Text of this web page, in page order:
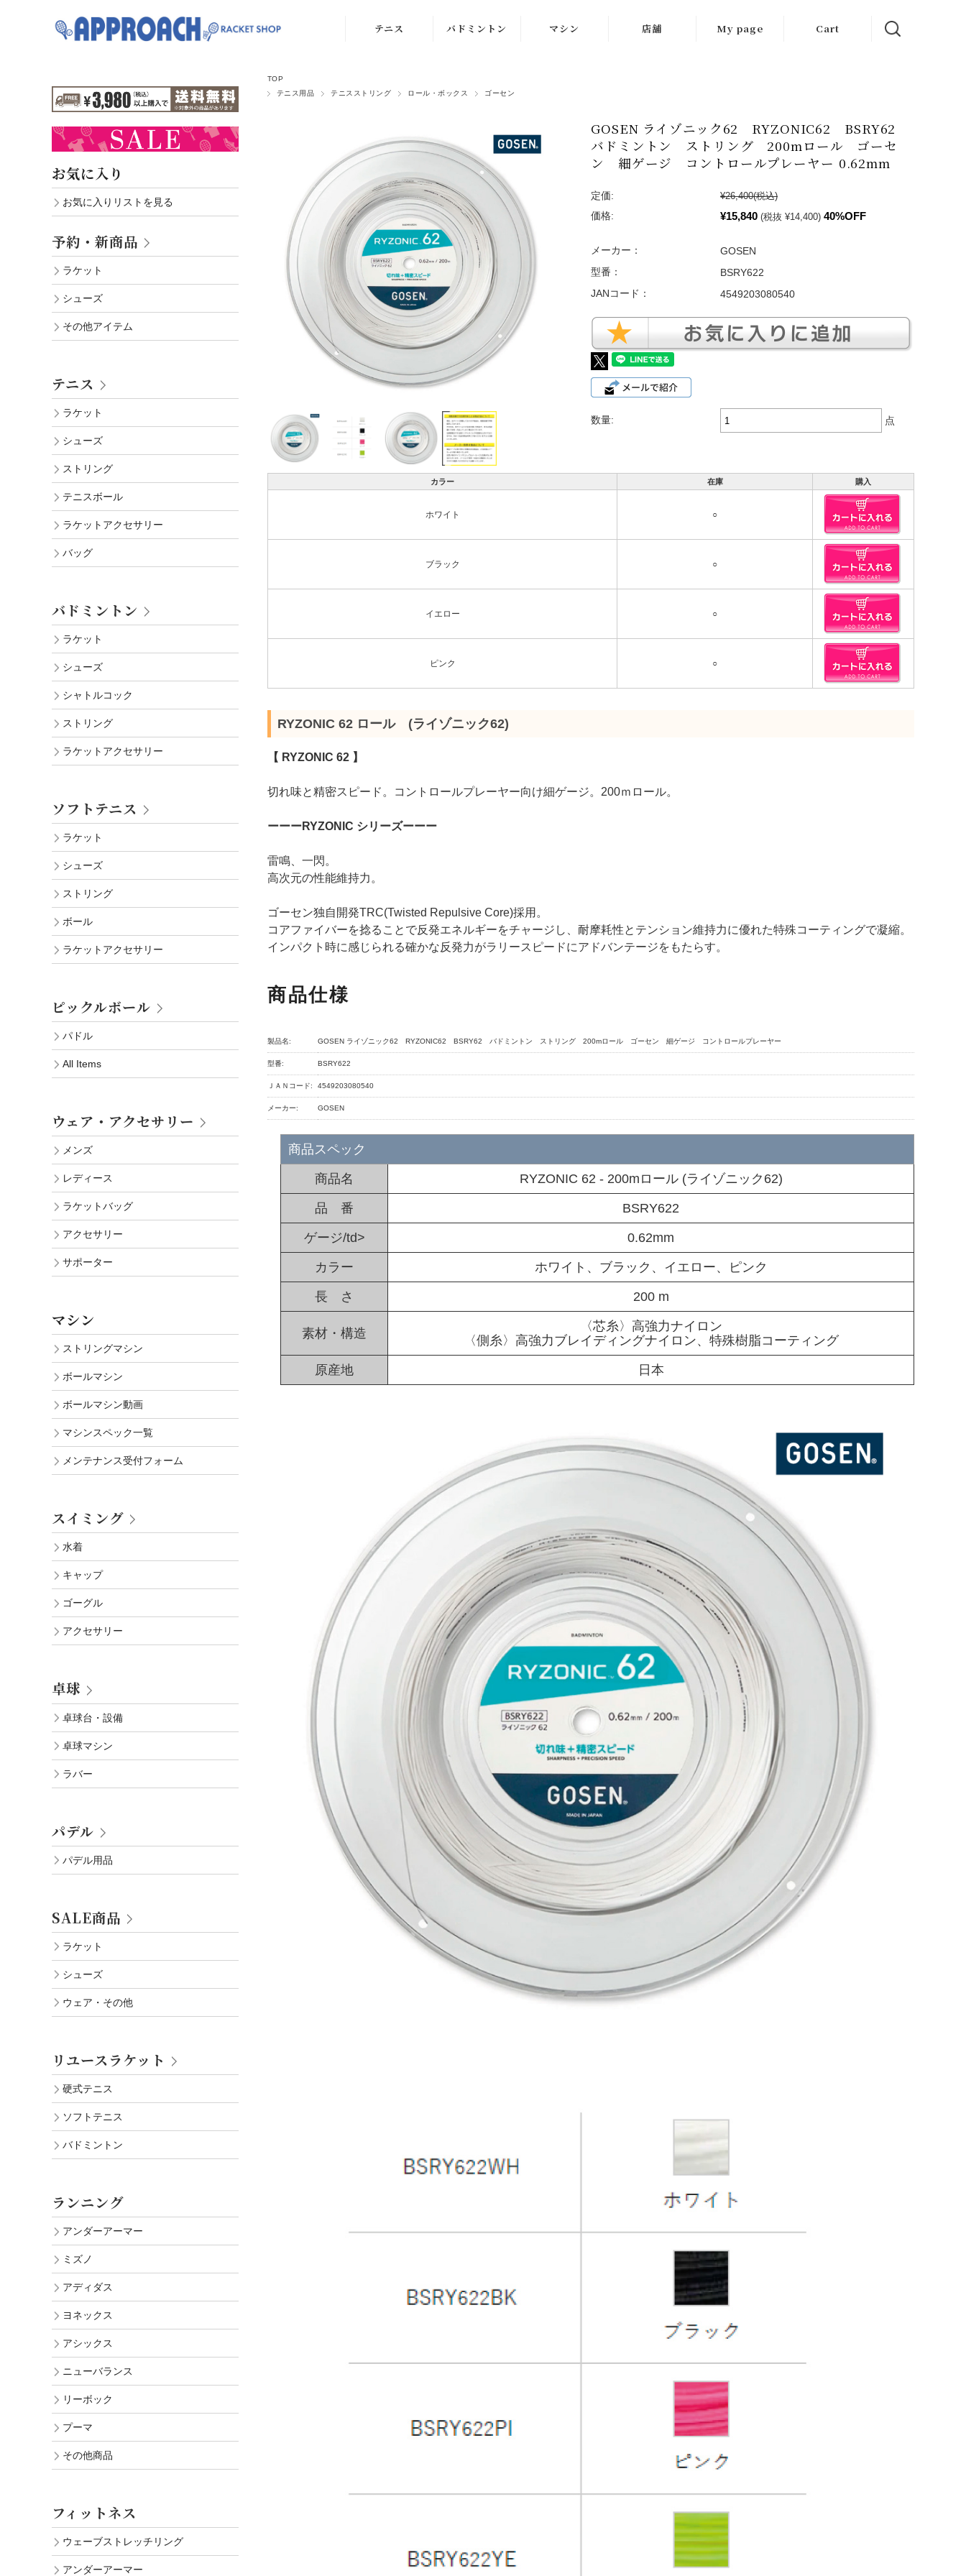
テニス
シューズ
テニスボール
ウェア
アクセサリ
バッグ
バドミントン
シューズ
シャトルコック
ウェア
アクセサリ
マシン
マシン紹介動画
修理メンテナンス
店舗
岐阜店
My page Cart
TOP
テニス用品
テニスストリング ロール・ボックス ゴーセン
GOSEN ライゾニック62 RYZONIC62 BSRY62
バドミントン ストリング 200mロール ゴーセ
ン 細ゲージ コントロールプレーヤー 0.62mm
定価: ¥26,400(税込)
価格:
¥15,840 (税抜 ¥14,400) 40%OFF
メーカー：
GOSEN
型番：
BSRY622
JANコード：
4549203080540
数量: 点
カラー 在庫 購入
ホワイト ○
ブラック ○
イエロー ○
ピンク ○
RYZONIC 62 ロール (ライゾニック62)
【 RYZONIC 62 】
切れ味と精密スピード。コントロールプレーヤー向け細ゲージ。200ｍロール。
ーーーRYZONIC シリーズーーー
雷鳴、一閃。
高次元の性能維持力。
ゴーセン独自開発TRC(Twisted Repulsive Core)採用。
コアファイバーを捻ることで反発エネルギーをチャージし、耐摩耗性とテンション維持力に優れた特殊コーティングで凝縮。
インパクト時に感じられる確かな反発力がラリースピードにアドバンテージをもたらす。
商品仕様
製品名: GOSEN ライゾニック62 RYZONIC62 BSRY62 バドミントン ストリング 200mロール ゴーセン 細ゲージ コントロールプレーヤー
型番: BSRY622
ＪＡＮコード: 4549203080540
メーカー: GOSEN
商品スペック
商品名 RYZONIC 62 - 200mロール (ライゾニック62)
品 番 BSRY622
ゲージ/td> 0.62mm
カラー ホワイト、ブラック、イエロー、ピンク
長 さ 200 m
素材・構造
〈芯糸〉高強力ナイロン
〈側糸〉高強力ブレイディングナイロン、特殊樹脂コーティング
原産地 日本
お気に入り
お気に入りリストを見る
予約・新商品
ラケット
シューズ
その他アイテム
テニス
ラケット
シューズ
ストリング
テニスボール
ラケットアクセサリー
バッグ
バドミントン
ラケット
シューズ
シャトルコック
ストリング
ラケットアクセサリー
ソフトテニス
ラケット
シューズ
ストリング
ボール
ラケットアクセサリー
ピックルボール
パドル
All Items
ウェア・アクセサリー
メンズ
レディース
ラケットバッグ
アクセサリー
サポーター
マシン
ストリングマシン
ボールマシン
ボールマシン動画
マシンスペック一覧
メンテナンス受付フォーム
スイミング
水着
キャップ
ゴーグル
アクセサリー
卓球
卓球台・設備
卓球マシン
ラバー
パデル
パデル用品
SALE商品
ラケット
シューズ
ウェア・その他
リユースラケット
硬式テニス
ソフトテニス
バドミントン
ランニング
アンダーアーマー
ミズノ
アディダス
ヨネックス
アシックス
ニューバランス
リーボック
プーマ
その他商品
フィットネス
ウェーブストレッチリング
アンダーアーマー